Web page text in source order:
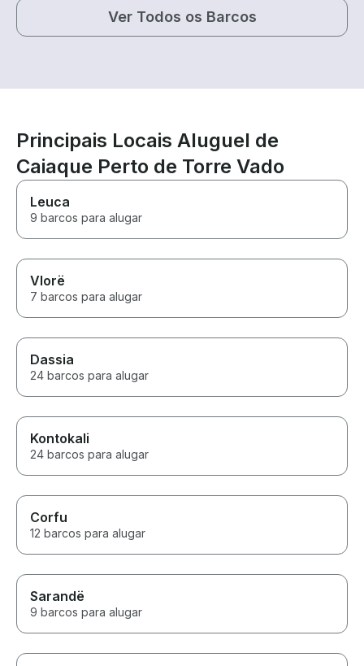
Ver Todos os Barcos
Principais Locais Aluguel de
Caiaque Perto de Torre Vado
Leuca
9 barcos para alugar
Vlorë
7 barcos para alugar
Dassia
24 barcos para alugar
Kontokali
24 barcos para alugar
Corfu
12 barcos para alugar
Sarandë
9 barcos para alugar